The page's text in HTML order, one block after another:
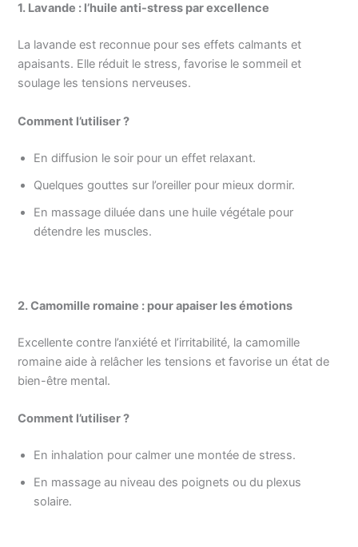
1. Lavande : l’huile anti-stress par excellence
La lavande est reconnue pour ses effets calmants et
apaisants. Elle réduit le stress, favorise le sommeil et
soulage les tensions nerveuses.
Comment l’utiliser ?
En diffusion le soir pour un effet relaxant.
Quelques gouttes sur l’oreiller pour mieux dormir.
En massage diluée dans une huile végétale pour
détendre les muscles.
2. Camomille romaine : pour apaiser les émotions
Excellente contre l’anxiété et l’irritabilité, la camomille
romaine aide à relâcher les tensions et favorise un état de
bien-être mental.
Comment l’utiliser ?
En inhalation pour calmer une montée de stress.
En massage au niveau des poignets ou du plexus
solaire.